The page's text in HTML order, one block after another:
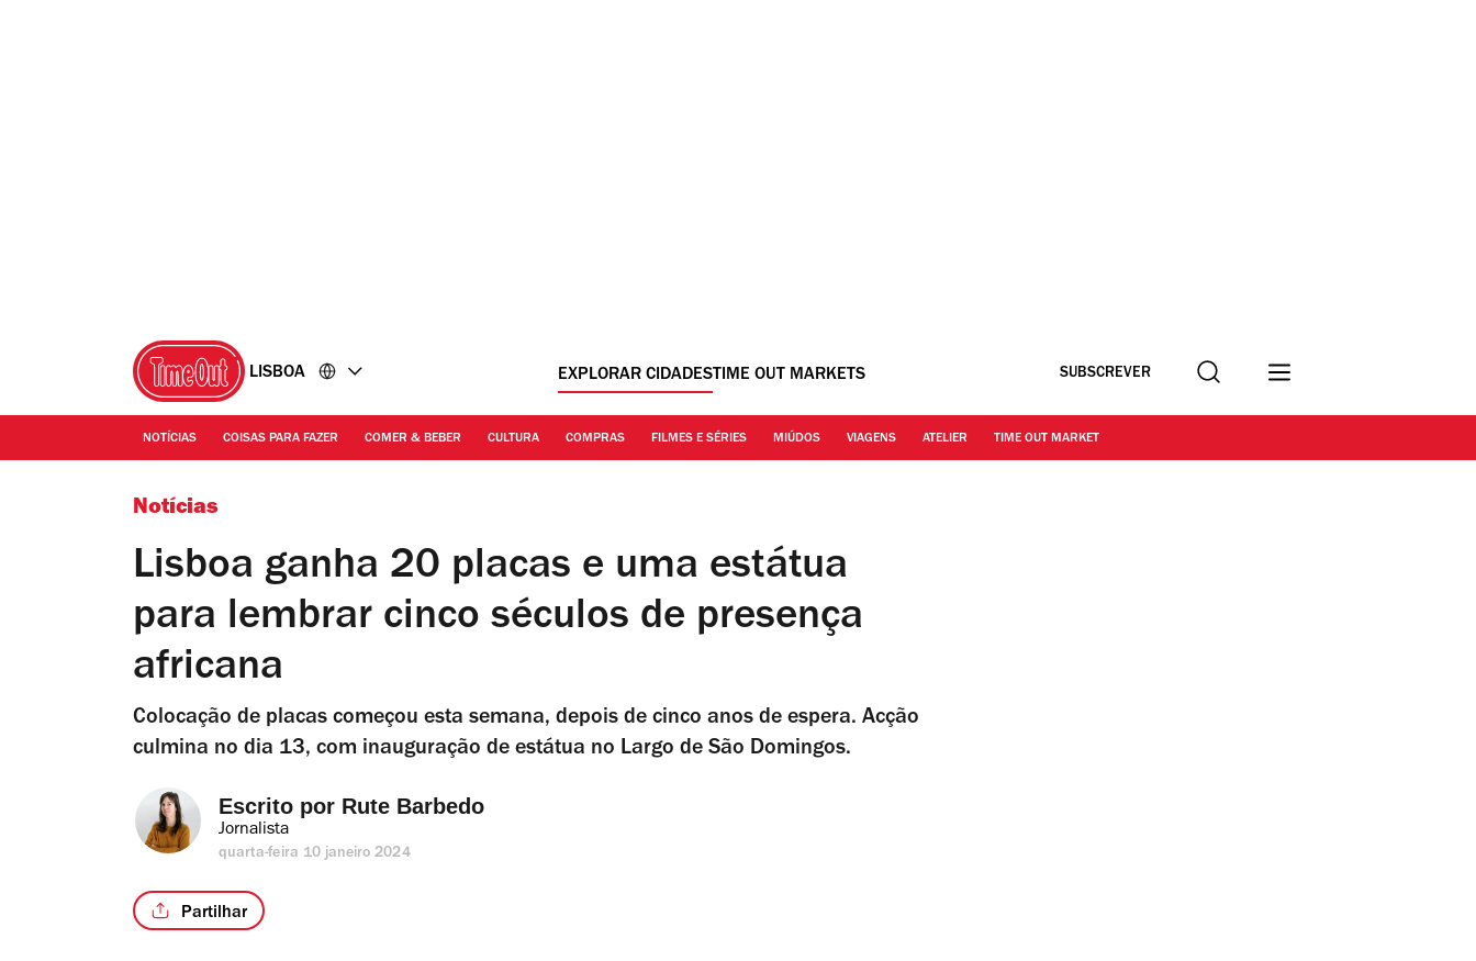
LISBOA EXPLORAR CIDADESTIME OUT MARKETS SUBSCREVER Procurar
NOTÍCIAS COISAS PARA FAZER COMER & BEBER CULTURA COMPRAS FILMES E SÉRIES MIÚDOS VIAGENS ATELIER TIME OUT MARKET
Notícias
Lisboa ganha 20 placas e uma estátua
para lembrar cinco séculos de presença
africana
Colocação de placas começou esta semana, depois de cinco anos de espera. Acção
culmina no dia 13, com inauguração de estátua no Largo de São Domingos.
Escrito por Rute Barbedo
Jornalista
quarta-feira 10 janeiro 2024
Partilhar